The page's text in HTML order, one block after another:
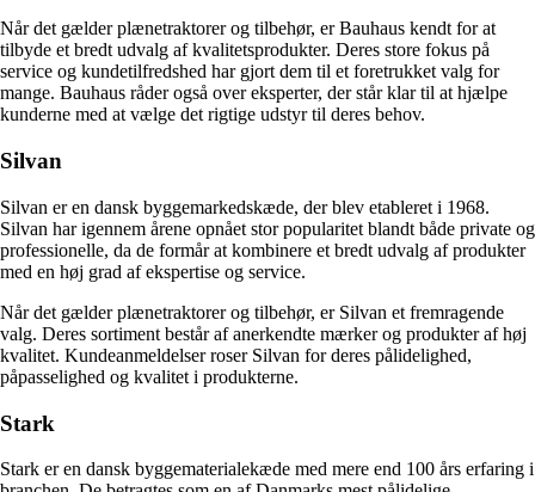
Når det gælder plænetraktorer og tilbehør, er Bauhaus kendt for at
tilbyde et bredt udvalg af kvalitetsprodukter. Deres store fokus på
service og kundetilfredshed har gjort dem til et foretrukket valg for
mange. Bauhaus råder også over eksperter, der står klar til at hjælpe
kunderne med at vælge det rigtige udstyr til deres behov.
Silvan
Silvan er en dansk byggemarkedskæde, der blev etableret i 1968.
Silvan har igennem årene opnået stor popularitet blandt både private og
professionelle, da de formår at kombinere et bredt udvalg af produkter
med en høj grad af ekspertise og service.
Når det gælder plænetraktorer og tilbehør, er Silvan et fremragende
valg. Deres sortiment består af anerkendte mærker og produkter af høj
kvalitet. Kundeanmeldelser roser Silvan for deres pålidelighed,
påpasselighed og kvalitet i produkterne.
Stark
Stark er en dansk byggematerialekæde med mere end 100 års erfaring i